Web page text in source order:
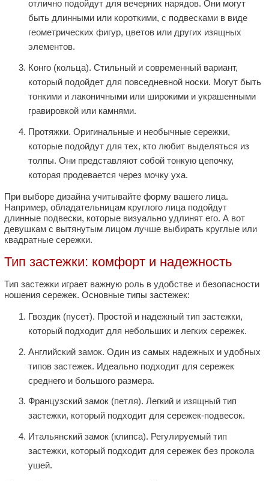
отлично подойдут для вечерних нарядов. Они могут
быть длинными или короткими, с подвесками в виде
геометрических фигур, цветов или других изящных
элементов.
Конго (кольца). Стильный и современный вариант,
который подойдет для повседневной носки. Могут быть
тонкими и лаконичными или широкими и украшенными
гравировкой или камнями.
Протяжки. Оригинальные и необычные сережки,
которые подойдут для тех, кто любит выделяться из
толпы. Они представляют собой тонкую цепочку,
которая продевается через мочку уха.
При выборе дизайна учитывайте форму вашего лица.
Например, обладательницам круглого лица подойдут
длинные подвески, которые визуально удлинят его. А вот
девушкам с вытянутым лицом лучше выбирать круглые или
квадратные сережки.
Тип застежки: комфорт и надежность
Тип застежки играет важную роль в удобстве и безопасности
ношения сережек. Основные типы застежек:
Гвоздик (пусет). Простой и надежный тип застежки,
который подходит для небольших и легких сережек.
Английский замок. Один из самых надежных и удобных
типов застежек. Идеально подходит для сережек
среднего и большого размера.
Французский замок (петля). Легкий и изящный тип
застежки, который подходит для сережек-подвесок.
Итальянский замок (клипса). Регулируемый тип
застежки, который подходит для сережек без прокола
ушей.